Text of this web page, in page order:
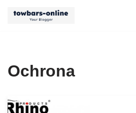
Ochrona